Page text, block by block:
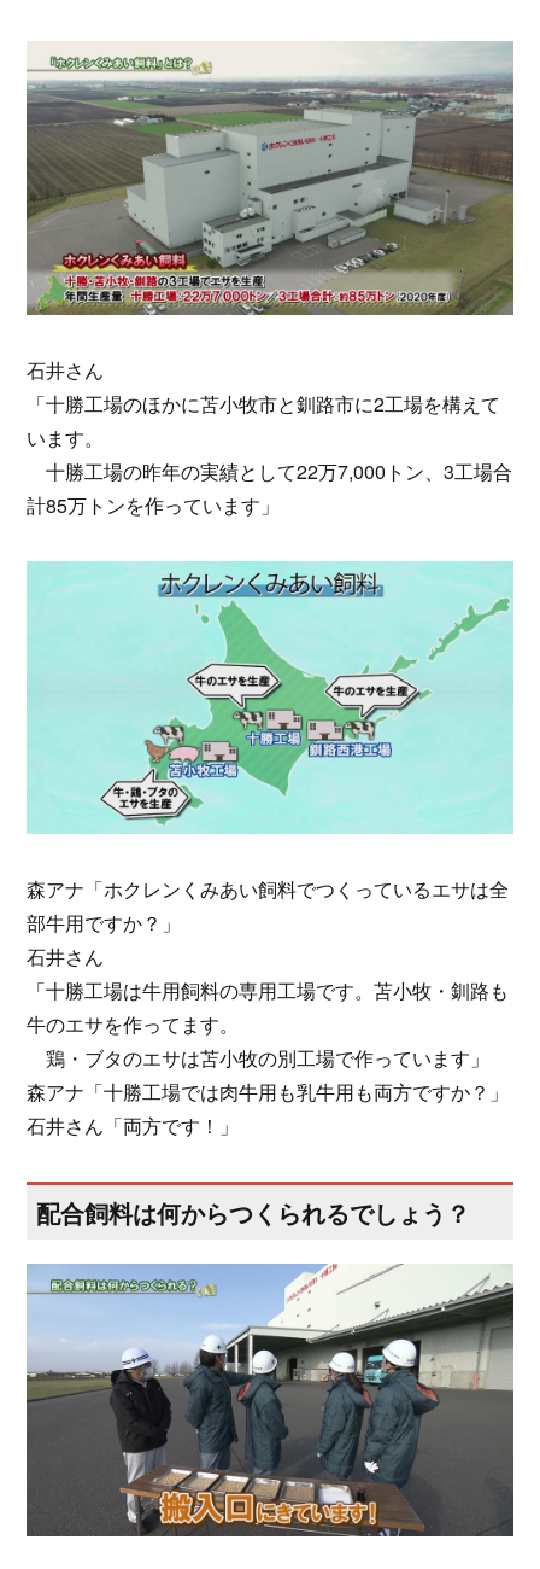
石井さん
「十勝工場のほかに苫小牧市と釧路市に2工場を構えて
います。
十勝工場の昨年の実績として22万7,000トン、3工場合
計85万トンを作っています」
森アナ「ホクレンくみあい飼料でつくっているエサは全
部牛用ですか？」
石井さん
「十勝工場は牛用飼料の専用工場です。苫小牧・釧路も
牛のエサを作ってます。
鶏・ブタのエサは苫小牧の別工場で作っています」
森アナ「十勝工場では肉牛用も乳牛用も両方ですか？」
石井さん「両方です！」
配合飼料は何からつくられるでしょう？